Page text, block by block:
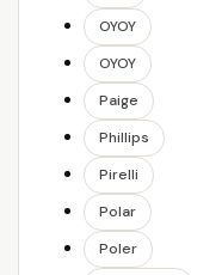
OYOY
OYOY
Paige
Phillips
Pirelli
Polar
Poler